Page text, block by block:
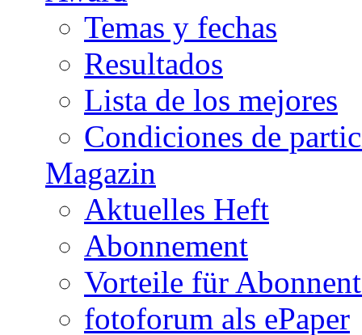
Temas y fechas
Resultados
Lista de los mejores
Condiciones de
Magazin
Aktuelles Heft
Abonnement
Vorteile für
fotoforum als ePaper